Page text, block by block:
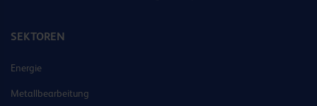
SEKTOREN
Energie
Metallbearbeitung